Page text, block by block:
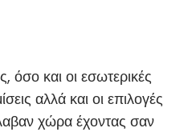
όσο και οι εσωτερικές
αλλά και οι επιλογές
χώρα έχοντας σαν